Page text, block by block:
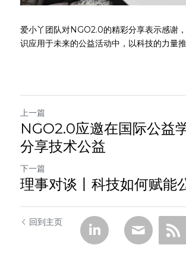
爱小丫团队对NGO2.0的精彩分享表示感谢
识应用于未来的公益活动中，以科技的力量推
上一篇
NGO2.0应邀在国际公益
分享技术公益
下一篇
理事对谈丨科技如何赋能
回到主页